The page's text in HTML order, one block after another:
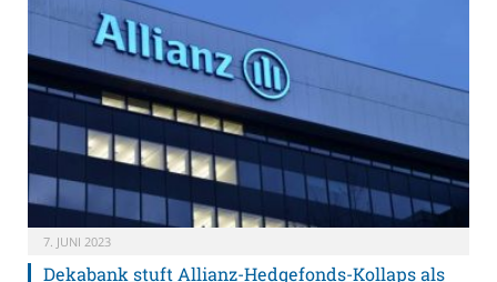
7. JUNI 2023
Dekabank stuft Allianz-Hedgefonds-Kollaps als